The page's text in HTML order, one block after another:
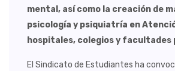
mental, así como la creación de
psicología y psiquiatría en
hospitales, colegios y facultades
El Sindicato de Estudiantes ha